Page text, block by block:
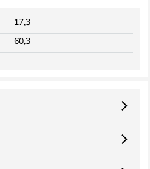
17,3
60,3